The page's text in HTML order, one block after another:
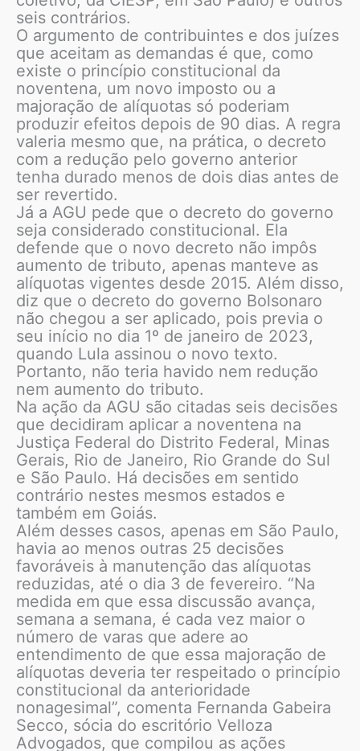
seis contrários.
O argumento de contribuintes e dos juízes
que aceitam as demandas é que, como
existe o princípio constitucional da
noventena, um novo imposto ou a
majoração de alíquotas só poderiam
produzir efeitos depois de 90 dias. A regra
valeria mesmo que, na prática, o decreto
com a redução pelo governo anterior
tenha durado menos de dois dias antes de
ser revertido.
Já a AGU pede que o decreto do governo
seja considerado constitucional. Ela
defende que o novo decreto não impôs
aumento de tributo, apenas manteve as
alíquotas vigentes desde 2015. Além disso,
diz que o decreto do governo Bolsonaro
não chegou a ser aplicado, pois previa o
seu início no dia 1º de janeiro de 2023,
quando Lula assinou o novo texto.
Portanto, não teria havido nem redução
nem aumento do tributo.
Na ação da AGU são citadas seis decisões
que decidiram aplicar a noventena na
Justiça Federal do Distrito Federal, Minas
Gerais, Rio de Janeiro, Rio Grande do Sul
e São Paulo. Há decisões em sentido
contrário nestes mesmos estados e
também em Goiás.
Além desses casos, apenas em São Paulo,
havia ao menos outras 25 decisões
favoráveis à manutenção das alíquotas
reduzidas, até o dia 3 de fevereiro. “Na
medida em que essa discussão avança,
semana a semana, é cada vez maior o
número de varas que adere ao
entendimento de que essa majoração de
alíquotas deveria ter respeitado o princípio
constitucional da anterioridade
nonagesimal”, comenta Fernanda Gabeira
Secco, sócia do escritório Velloza
Advogados, que compilou as ações